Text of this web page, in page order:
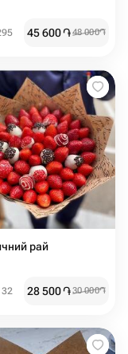
45 600֏48 000֏
рай
28 500֏30 000֏